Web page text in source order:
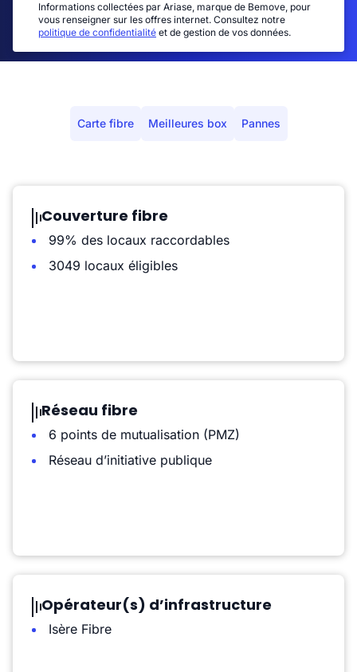
Informations collectées par Ariase, marque de Bemove, pour
vous renseigner sur les offres internet. Consultez notre
politique de confidentialité et de gestion de vos données.
Carte fibre Meilleures box Pannes
Couverture fibre
99% des locaux raccordables
3049 locaux éligibles
Réseau fibre
6 points de mutualisation (PMZ)
Réseau d’initiative publique
Opérateur(s) d’infrastructure
Isère Fibre